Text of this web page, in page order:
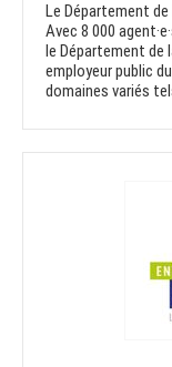
Le Département
Avec 8 000
le Département de
employeur public
domaines variés